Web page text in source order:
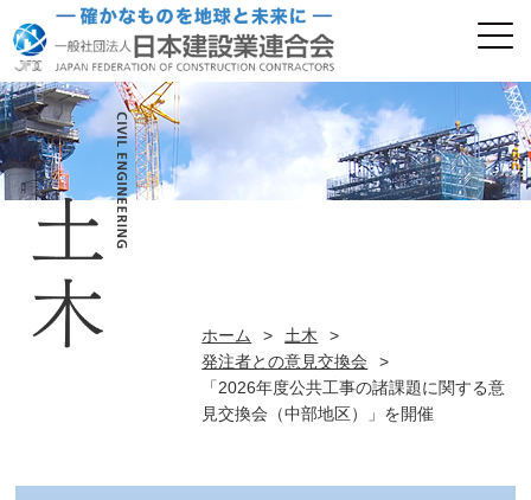
ホーム > 土木
>
発注者との意見交換会
>
「2026年度公共工事の諸課題に関する意
見交換会（中部地区）」を開催